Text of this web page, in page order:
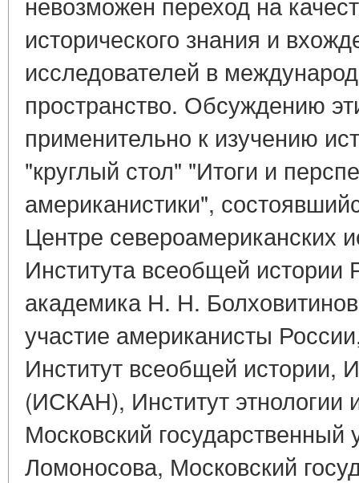
исторического знания и
исследователей в
пространство. Обсуждению
применительно к изучению
"круглый стол" "Итоги и
американистики",
Центре североамериканских
Института всеобщей истории
академика Н. Н.
участие американисты
Институт всеобщей
(ИСКАН), Институт этнологии
Московский
Ломоносова, Московский